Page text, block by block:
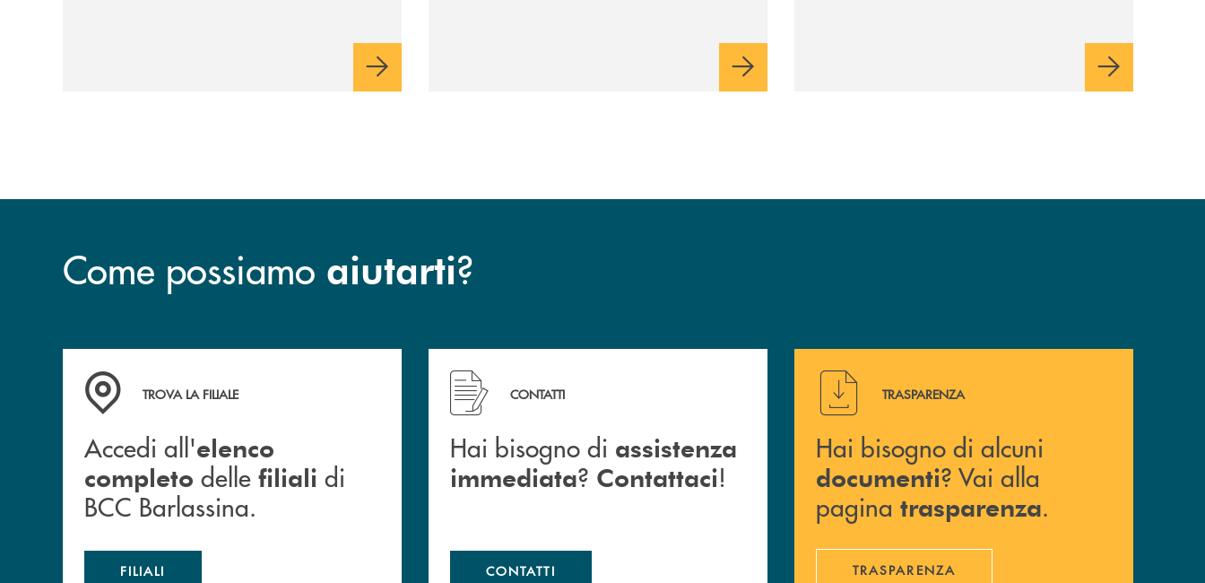
Come possiamo aiutarti?
Accedi all' elenco completo delle filiali di BCC Barlassina.
TROVA LA FILIALE
Accedi all'elenco
completo delle filiali di
BCC Barlassina.
FILIALI
Hai bisogno di assistenza immediata ? Contattaci !
CONTATTI
Hai bisogno di assistenza
immediata? Contattaci!
CONTATTI
Hai bisogno di alcuni documenti ? Vai alla pagina
TRASPARENZA
Hai bisogno di alcuni
documenti? Vai alla
pagina trasparenza.
TRASPARENZA